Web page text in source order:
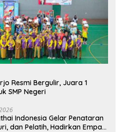
Resmi Bergulir, Juara 1
SMP Negeri
Indonesia Gelar Penataran
dan Pelatih, Hadirkan Empat